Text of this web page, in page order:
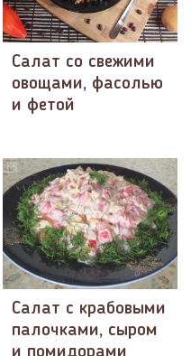
Салат со свежими
овощами, фасолью
и фетой
Салат с крабовыми
палочками, сыром